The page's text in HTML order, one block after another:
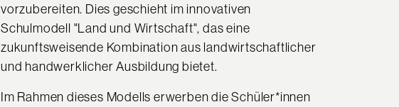
vorzubereiten. Dies geschieht im innovativen
Schulmodell "Land und Wirtschaft", das eine
zukunftsweisende Kombination aus landwirtschaftlicher
und handwerklicher Ausbildung bietet.
Im Rahmen dieses Modells erwerben die Schüler*innen